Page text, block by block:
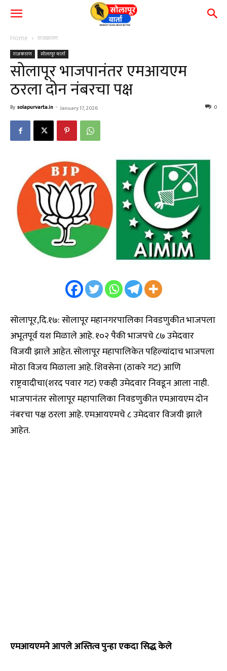
Home राजकारण
राजकारण सोलापूर वार्ता
सोलापूर भाजपानंतर एमआयएम
ठरला दोन नंबरचा पक्ष
By solapurvarta.in - January 17, 2026 0
सोलापूर,दि.१७: सोलापूर महानगरपालिका निवडणुकीत भाजपला
अभूतपूर्व यश मिळाले आहे. १०२ पैकी भाजपचे ८७ उमेदवार
विजयी झाले आहेत. सोलापूर महापालिकेत पहिल्यांदाच भाजपला
मोठा विजय मिळाला आहे. शिवसेना (ठाकरे गट) आणि
राष्ट्रवादीचा(शरद पवार गट) एकही उमेदवार निवडून आला नाही.
भाजपानंतर सोलापूर महापालिका निवडणुकीत एमआयएम दोन
नंबरचा पक्ष ठरला आहे. एमआयएमचे ८ उमेदवार विजयी झाले
आहेत.
एमआयएमने आपले अस्तित्व पुन्हा एकदा सिद्ध केले